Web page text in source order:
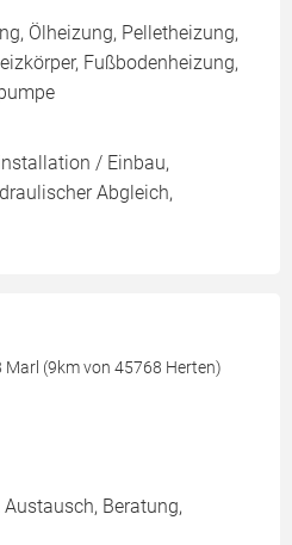
Ölheizung, Pelletheizung,
Fußbodenheizung,
/ Einbau,
Abgleich,
Marl (9km von 45768 Herten)
Beratung,